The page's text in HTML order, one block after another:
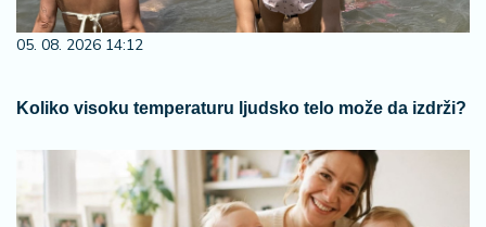
05. 08. 2026 14:12
Koliko visoku temperaturu ljudsko telo može da izdrži?